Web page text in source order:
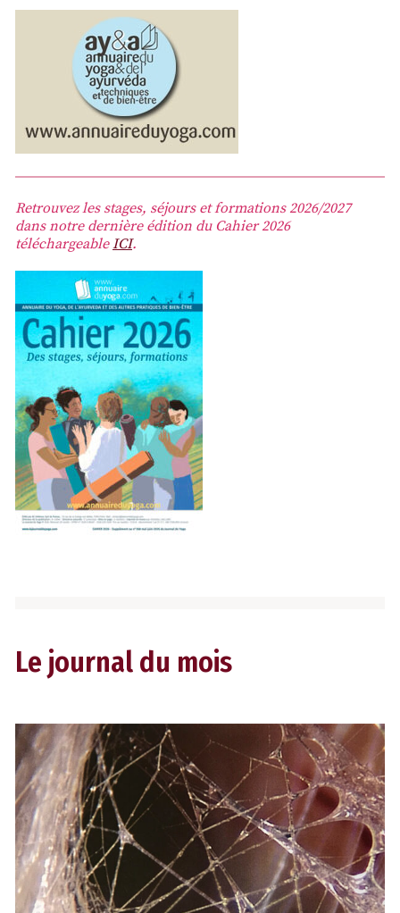
Retrouvez les stages, séjours et formations 2026/2027
dans notre dernière édition du Cahier 2026
téléchargeableICI.
Le journal du mois